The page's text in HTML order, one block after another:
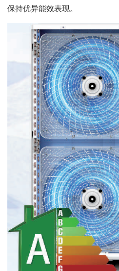
保持优异能效表现。